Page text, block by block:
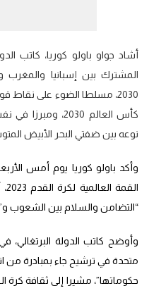
أشاد جواو باولو كوريا، كاتب
المشترك بين إسبانيا والمغرب
2030، مسلطا الضوء على
كأس العالم
نوعه بين ضفتي البحر الأبيض
وأكد باولو كوريا يوم أمس
“التضامن والسلام بين الشعوب
وأوضح كاتب الدولة البرتغالي،
متحدة في ترشيح جاء بمبادرة من
حكوماتها”، مشيرا إلى ثقافة كرة